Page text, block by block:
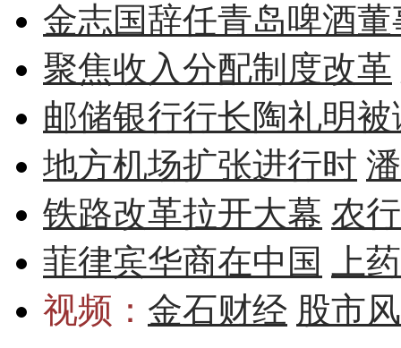
金志国辞任青岛啤酒董
聚焦收入分配制度改革
邮储银行行长陶礼明被
地方机场扩张进行时
铁路改革拉开大幕 农
菲律宾华商在中国
上
视频： 金石财经 股市